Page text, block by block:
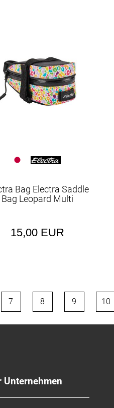
Bag Electra Saddle
Bag Leopard Multi
15,00 EUR
7 8 9 10
Unternehmen